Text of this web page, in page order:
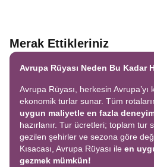
Merak Ettikleriniz
Avrupa Rüyası Neden Bu Kadar
Avrupa Rüyası, herkesin
ekonomik turlar sunar. Tüm
uygun maliyetle en fazla
hazırlanır. Tur ücretleri; toplam tur
gezilen şehirler ve sezona göre
Kısacası, Avrupa Rüyası ile en
gezmek mümkün!